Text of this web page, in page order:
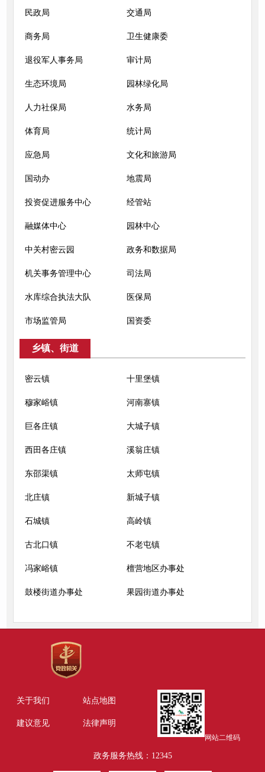
民政局 交通局
商务局 卫生健康委
退役军人事务局 审计局
生态环境局 园林绿化局
人力社保局 水务局
体育局 统计局
应急局 文化和旅游局
国动办 地震局
投资促进服务中心 经管站
融媒体中心 园林中心
中关村密云园 政务和数据局
机关事务管理中心 司法局
水库综合执法大队 医保局
市场监管局 国资委
乡镇、街道
密云镇 十里堡镇
穆家峪镇 河南寨镇
巨各庄镇 大城子镇
西田各庄镇 溪翁庄镇
东邵渠镇 太师屯镇
北庄镇 新城子镇
石城镇 高岭镇
古北口镇 不老屯镇
冯家峪镇 檀营地区办事处
鼓楼街道办事处 果园街道办事处
关于我们 站点地图
建议意见 法律声明
网站二维码
政务服务热线：12345